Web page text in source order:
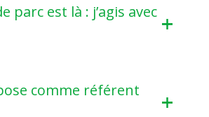
parc est là : j’agis avec
comme référent